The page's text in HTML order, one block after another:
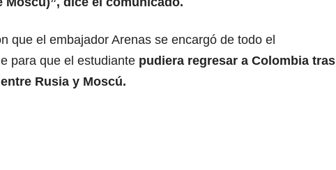
que el embajador Arenas se encargó de todo el
para que el estudiante pudiera regresar a Colombia tras
Rusia y Moscú.